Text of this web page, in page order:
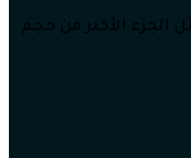
الجزء الأكبر من حجم